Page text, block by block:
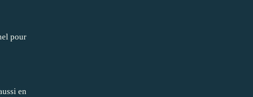
pour
en